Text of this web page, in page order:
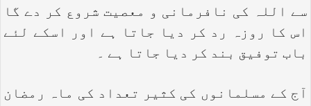
سے اللہ کی نافرمانی و معصیت شروع کر دے گا
اس کا روزہ رد کر دیا جاتا ہے اور اسکے لئے
باب توفیق بند کر دیا جاتا ہے ۔
آج کے مسلمانوں کی کثیر تعداد کی ماہ رمضان